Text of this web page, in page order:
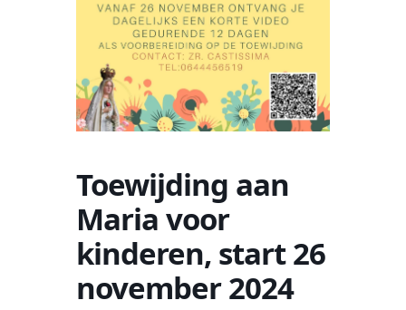
Toewijding aan
Maria voor
kinderen, start 26
november 2024